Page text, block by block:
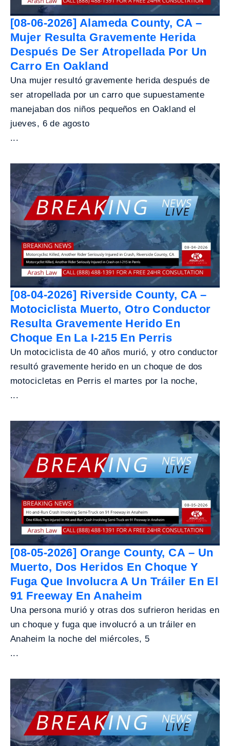
[08-06-2026] Alameda County, CA –
Mujer Resulta Gravemente Herida
Después De Ser Atropellada Por Un
Carro En Oakland
Una mujer resultó gravemente herida después de
ser atropellada por un carro que supuestamente
manejaban dos niños pequeños en Oakland el
jueves, 6 de agosto
...
[08-04-2026] Riverside County, CA –
Motociclista Muerto, Otro Conductor
Resulta Gravemente Herido En
Choque En La I-215 En Perris
Un motociclista de 40 años murió, y otro conductor
resultó gravemente herido en un choque de dos
motocicletas en Perris el martes por la noche,
...
[08-05-2026] Orange County, CA – Un
Muerto, Dos Heridos En Choque Y
Fuga Que Involucra A Un Tráiler En El
91 Freeway En Anaheim
Una persona murió y otras dos sufrieron heridas en
un choque y fuga que involucró a un tráiler en
Anaheim la noche del miércoles, 5
...